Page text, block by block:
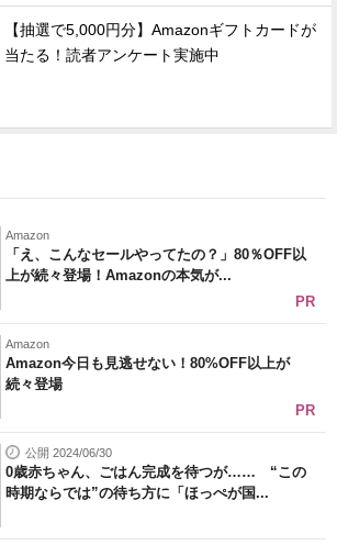
【抽選で5,000円分】Amazonギフトカードが
当たる！読者アンケート実施中
Amazon
「え、こんなセールやってたの？」80％OFF以
上が続々登場！Amazonの本気が...
PR
Amazon
Amazon今日も見逃せない！80%OFF以上が
続々登場
PR
公開 2024/06/30
0歳赤ちゃん、ごはん完成を待つが…… “この
時期ならでは”の待ち方に「ほっぺが国...